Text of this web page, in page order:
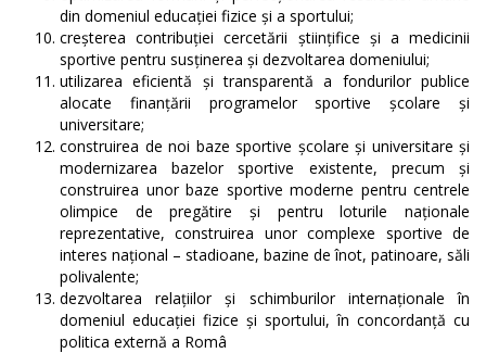
din domeniul educaţiei fizice şi a sportului;
creşterea contribuţiei cercetării ştiinţifice şi a medicinii
sportive pentru susţinerea şi dezvoltarea domeniului;
utilizarea eficientă şi transparentă a fondurilor publice
alocate finanţării programelor sportive şcolare şi
universitare;
construirea de noi baze sportive şcolare şi universitare şi
modernizarea bazelor sportive existente, precum şi
construirea unor baze sportive moderne pentru centrele
olimpice de pregătire şi pentru loturile naţionale
reprezentative, construirea unor complexe sportive de
interes naţional – stadioane, bazine de înot, patinoare, săli
polivalente;
dezvoltarea relaţiilor şi schimburilor internaţionale în
domeniul educaţiei fizice şi sportului, în concordanţă cu
politica externă a Româ